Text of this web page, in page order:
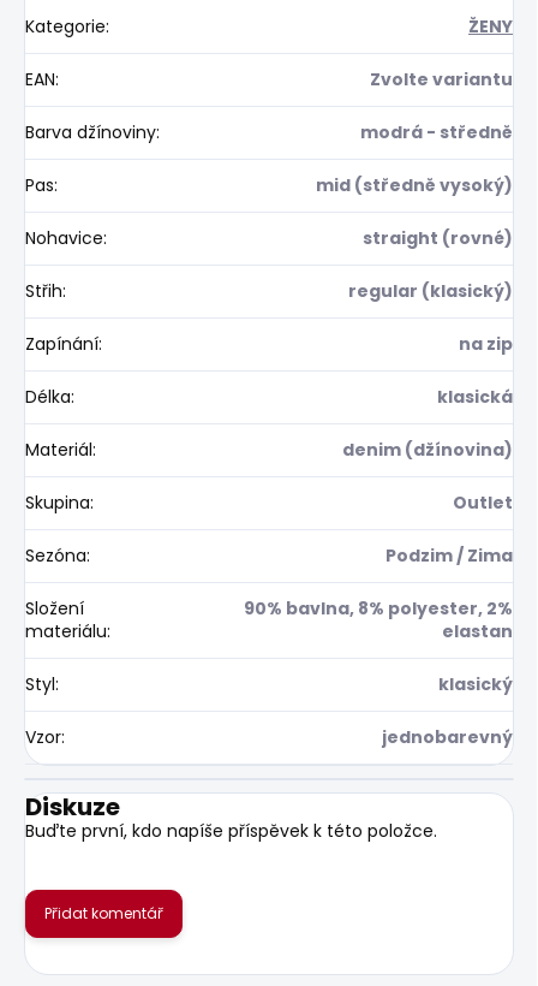
Kategorie: ŽENY
EAN: Zvolte variantu
Barva džínoviny: modrá - středně
Pas: mid (středně vysoký)
Nohavice: straight (rovné)
Střih: regular (klasický)
Zapínání: na zip
Délka: klasická
Materiál: denim (džínovina)
Skupina: Outlet
Sezóna: Podzim / Zima
Složení
materiálu:
90% bavlna, 8% polyester, 2%
elastan
Styl: klasický
Vzor: jednobarevný
Diskuze
Buďte první, kdo napíše příspěvek k této položce.
Přidat komentář